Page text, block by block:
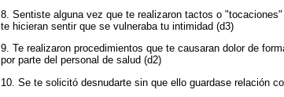
8. Sentiste alguna vez que te realizaron tactos o
te hicieran sentir que se vulneraba tu intimidad (d3)
9. Te realizaron procedimientos que te causaran dolor de
por parte del personal de salud (d2)
10. Se te solicitó desnudarte sin que ello guardase relación